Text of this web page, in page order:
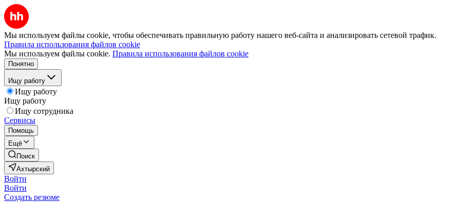
Мы используем файлы cookie, чтобы обеспечивать правильную работу нашего веб-сайта и анализировать сетевой трафик.
Правила использования файлов cookie
Мы используем файлы cookie. Правила использования файлов cookie
Понятно
Ищу работу
Ищу работу
Ищу работу
Ищу сотрудника
Сервисы
Помощь
Ещё
Поиск
Ахтырский
Войти
Войти
Создать резюме